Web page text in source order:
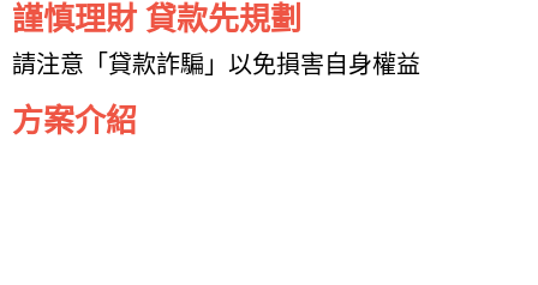
謹慎理財 貸款先規劃
請注意「貸款詐騙」以免損害自身權益
方案介紹